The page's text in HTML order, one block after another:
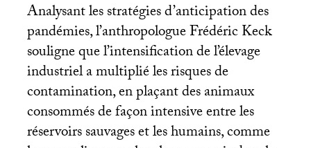
Analysant les stratégies d’anticipation des
pandémies, l’anthropologue Frédéric Keck
souligne que l’intensification de l’élevage
industriel a multiplié les risques de
contamination, en plaçant des animaux
consommés de façon intensive entre les
réservoirs sauvages et les humains, comme